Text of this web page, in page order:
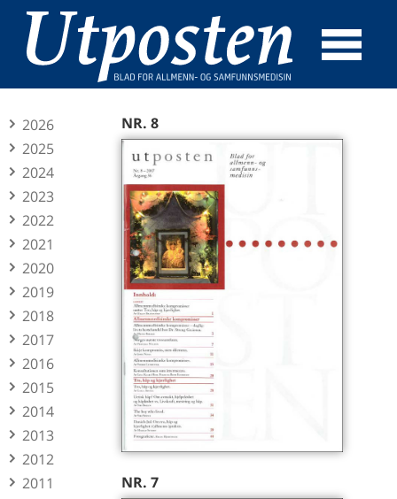
☰
2026
2025
2024
2023
2022
2021
2020
2019
2018
2017
2016
2015
2014
2013
2012
2011
NR. 8
NR. 7